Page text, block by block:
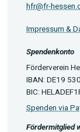
hfr@fr-
Impressum &
Spendenkonto
Förderverein
IBAN: DE19
BIC:
Spenden via
Fördermitglied